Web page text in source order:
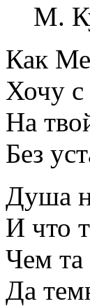
М.
Как
Хочу с
На
Без
Душа
И что
Чем та
Да